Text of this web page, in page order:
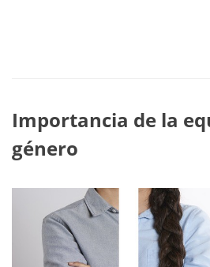
Importancia de la
género